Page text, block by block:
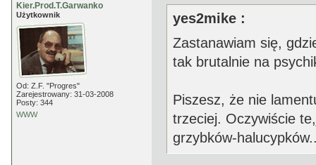
Kier.Prod.T.Garwanko
Użytkownik
Od: Z.F. "Progres"
Zarejestrowany: 31-03-2008
Posty: 344
WWW
yes2mike :
Zastanawiam się,
tak brutalnie na
Piszesz, że nie
trzeciej. Oczywiście
grzybków-